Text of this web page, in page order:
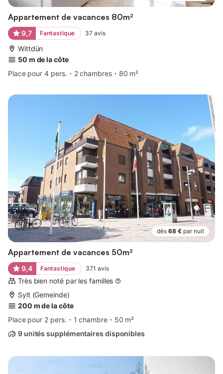
Appartement de vacances 80m²
9,7 Fantastique 37 avis
Wittdün
50 m de la côte
Place pour 4 pers.
2 chambres 80 m²
dès 68 € par nuit
Appartement de vacances 50m²
9,4 Fantastique 371 avis
Très bien noté par les familles
Sylt (Gemeinde)
200 m de la côte
Place pour 2 pers.
1 chambre
50 m²
9 unités supplémentaires disponibles